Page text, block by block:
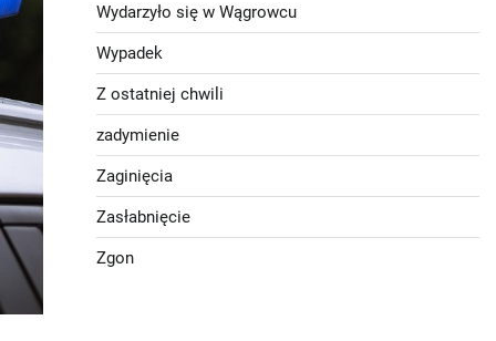
Wydarzyło się w Wągrowcu
Wypadek
Z ostatniej chwili
zadymienie
Zaginięcia
Zasłabnięcie
Zgon